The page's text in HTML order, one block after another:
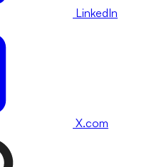
LinkedIn
X.com